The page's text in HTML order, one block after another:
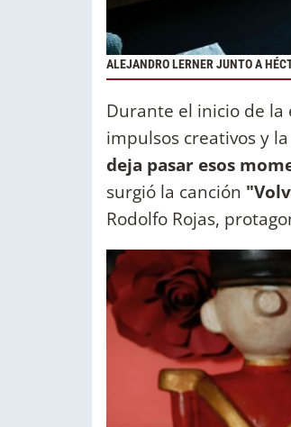
ALEJANDRO LERNER JUNTO A
Durante el inicio de la
impulsos creativos y
deja pasar esos
surgió la canción
Rodolfo Rojas,